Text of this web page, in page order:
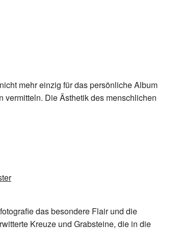
mehr einzig für das persönliche Album
vermitteln. Die Ästhetik des menschlichen
das besondere Flair und die
Kreuze und Grabsteine, die in die